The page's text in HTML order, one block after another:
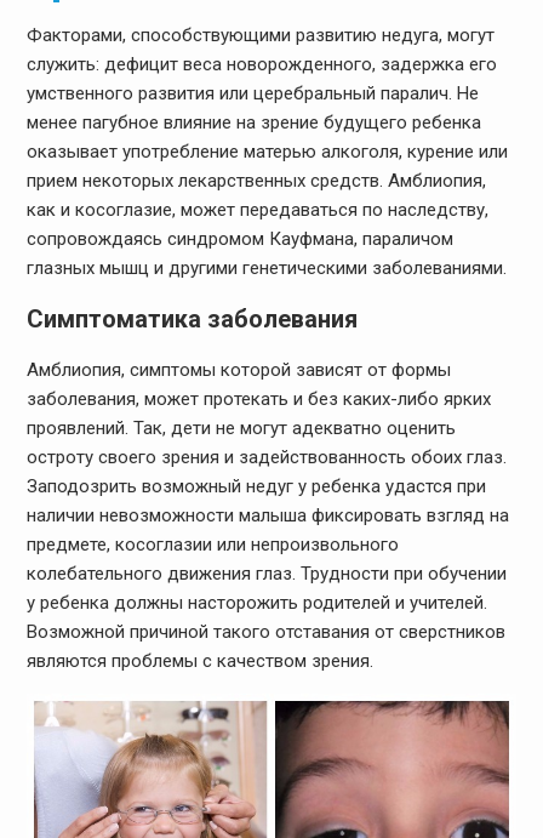
Факторами, способствующими развитию недуга, могут
служить: дефицит веса новорожденного, задержка его
умственного развития или церебральный паралич. Не
менее пагубное влияние на зрение будущего ребенка
оказывает употребление матерью алкоголя, курение или
прием некоторых лекарственных средств. Амблиопия,
как и косоглазие, может передаваться по наследству,
сопровождаясь синдромом Кауфмана, параличом
глазных мышц и другими генетическими заболеваниями.
Симптоматика заболевания
Амблиопия, симптомы которой зависят от формы
заболевания, может протекать и без каких-либо ярких
проявлений. Так, дети не могут адекватно оценить
остроту своего зрения и задействованность обоих глаз.
Заподозрить возможный недуг у ребенка удастся при
наличии невозможности малыша фиксировать взгляд на
предмете, косоглазии или непроизвольного
колебательного движения глаз. Трудности при обучении
у ребенка должны насторожить родителей и учителей.
Возможной причиной такого отставания от сверстников
являются проблемы с качеством зрения.